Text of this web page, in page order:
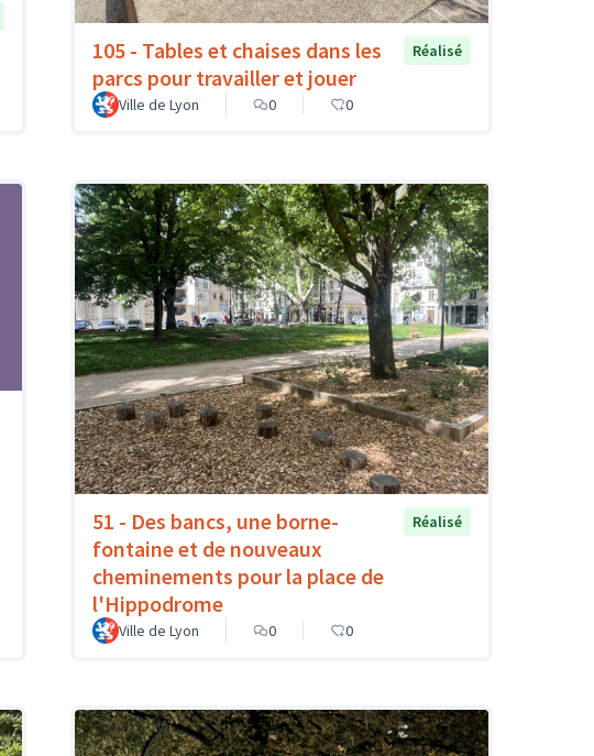
105 - Tables et chaises dans les
parcs pour travailler et jouer
Réalisé
Ville de Lyon 0 0
51 - Des bancs, une borne-
fontaine et de nouveaux
cheminements pour la place de
l'Hippodrome
Réalisé
Ville de Lyon 0 0